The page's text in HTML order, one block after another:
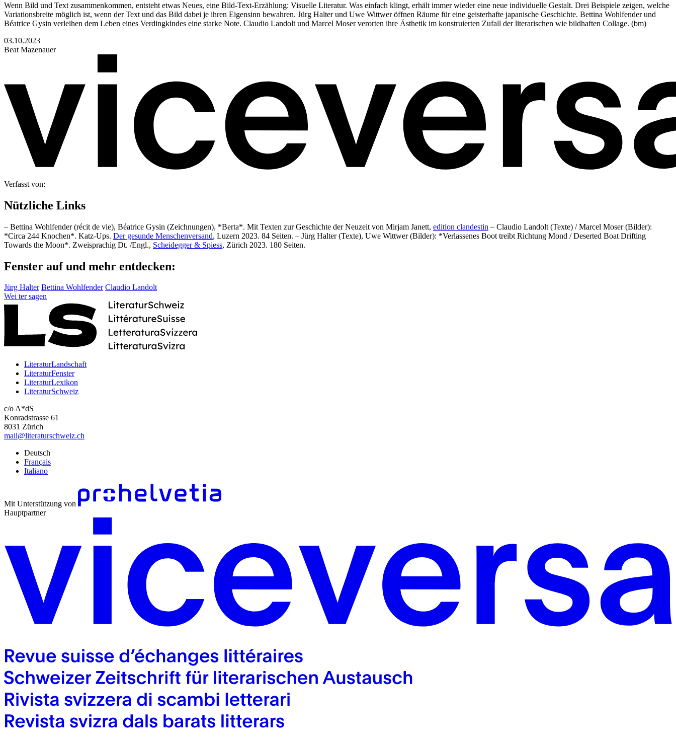
Wenn Bild und Text zusammenkommen, entsteht etwas Neues, eine Bild-Text-Erzählung: Visuelle Literatur. Was einfach klingt, erhält immer wieder eine neue individuelle Gestalt. Drei Beispiele zeigen, welche
Variationsbreite möglich ist, wenn der Text und das Bild dabei je ihren Eigensinn bewahren. Jürg Halter und Uwe Wittwer öffnen Räume für eine geisterhafte japanische Geschichte. Bettina Wohlfender und
Béatrice Gysin verleihen dem Leben eines Verdingkindes eine starke Note. Claudio Landolt und Marcel Moser verorten ihre Ästhetik im konstruierten Zufall der literarischen wie bildhaften Collage. (bm)
03.10.2023
Beat Mazenauer
Verfasst von:
Nützliche Links
– Bettina Wohlfender (récit de vie), Béatrice Gysin (Zeichnungen), *Berta*. Mit Texten zur Geschichte der Neuzeit von Mirjam Janett, edition clandestin – Claudio Landolt (Texte) / Marcel Moser (Bilder):
*Circa 244 Knochen*. Katz-Ups. Der gesunde Menschenversand, Luzern 2023. 84 Seiten. – Jürg Halter (Texte), Uwe Wittwer (Bilder): *Verlassenes Boot treibt Richtung Mond / Deserted Boat Drifting
Towards the Moon*. Zweisprachig Dt. /Engl., Scheidegger & Spiess, Zürich 2023. 180 Seiten.
Fenster auf und mehr entdecken:
Jürg Halter Bettina Wohlfender Claudio Landolt
Wei ter sagen
LiteraturLandschaft
LiteraturFenster
LiteraturLexikon
LiteraturSchweiz
c/o A*dS
Konradstrasse 61
8031 Zürich
mail@literaturschweiz.ch
Deutsch
Français
Italiano
Mit Unterstützung von
Hauptpartner